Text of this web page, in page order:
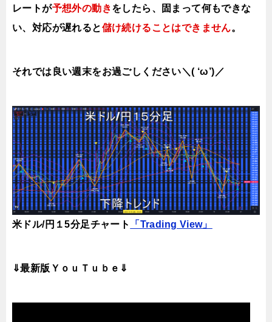
レートが予想外の動きをしたら、固まって何もできな
い、対応が遅れると儲け続けることはできません。
それでは良い週末をお過ごしください＼( ‘ω’)／
米ドル/円１5分足チャート 「Trading View」
⇓最新版ＹｏｕＴｕｂｅ⇓